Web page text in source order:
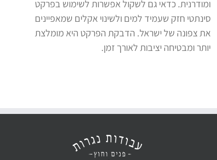
ומודרנית. כדאי גם לשקול אפשרות לשימוש בפרקט
סינתטי חזק שעמיד למים ולשינוי אקלים שמאפיינים
את צפונה של ישראל. הדבקת הפרקט היא מומלצת
יותר ומבטיחה יציבות לאורך זמן.